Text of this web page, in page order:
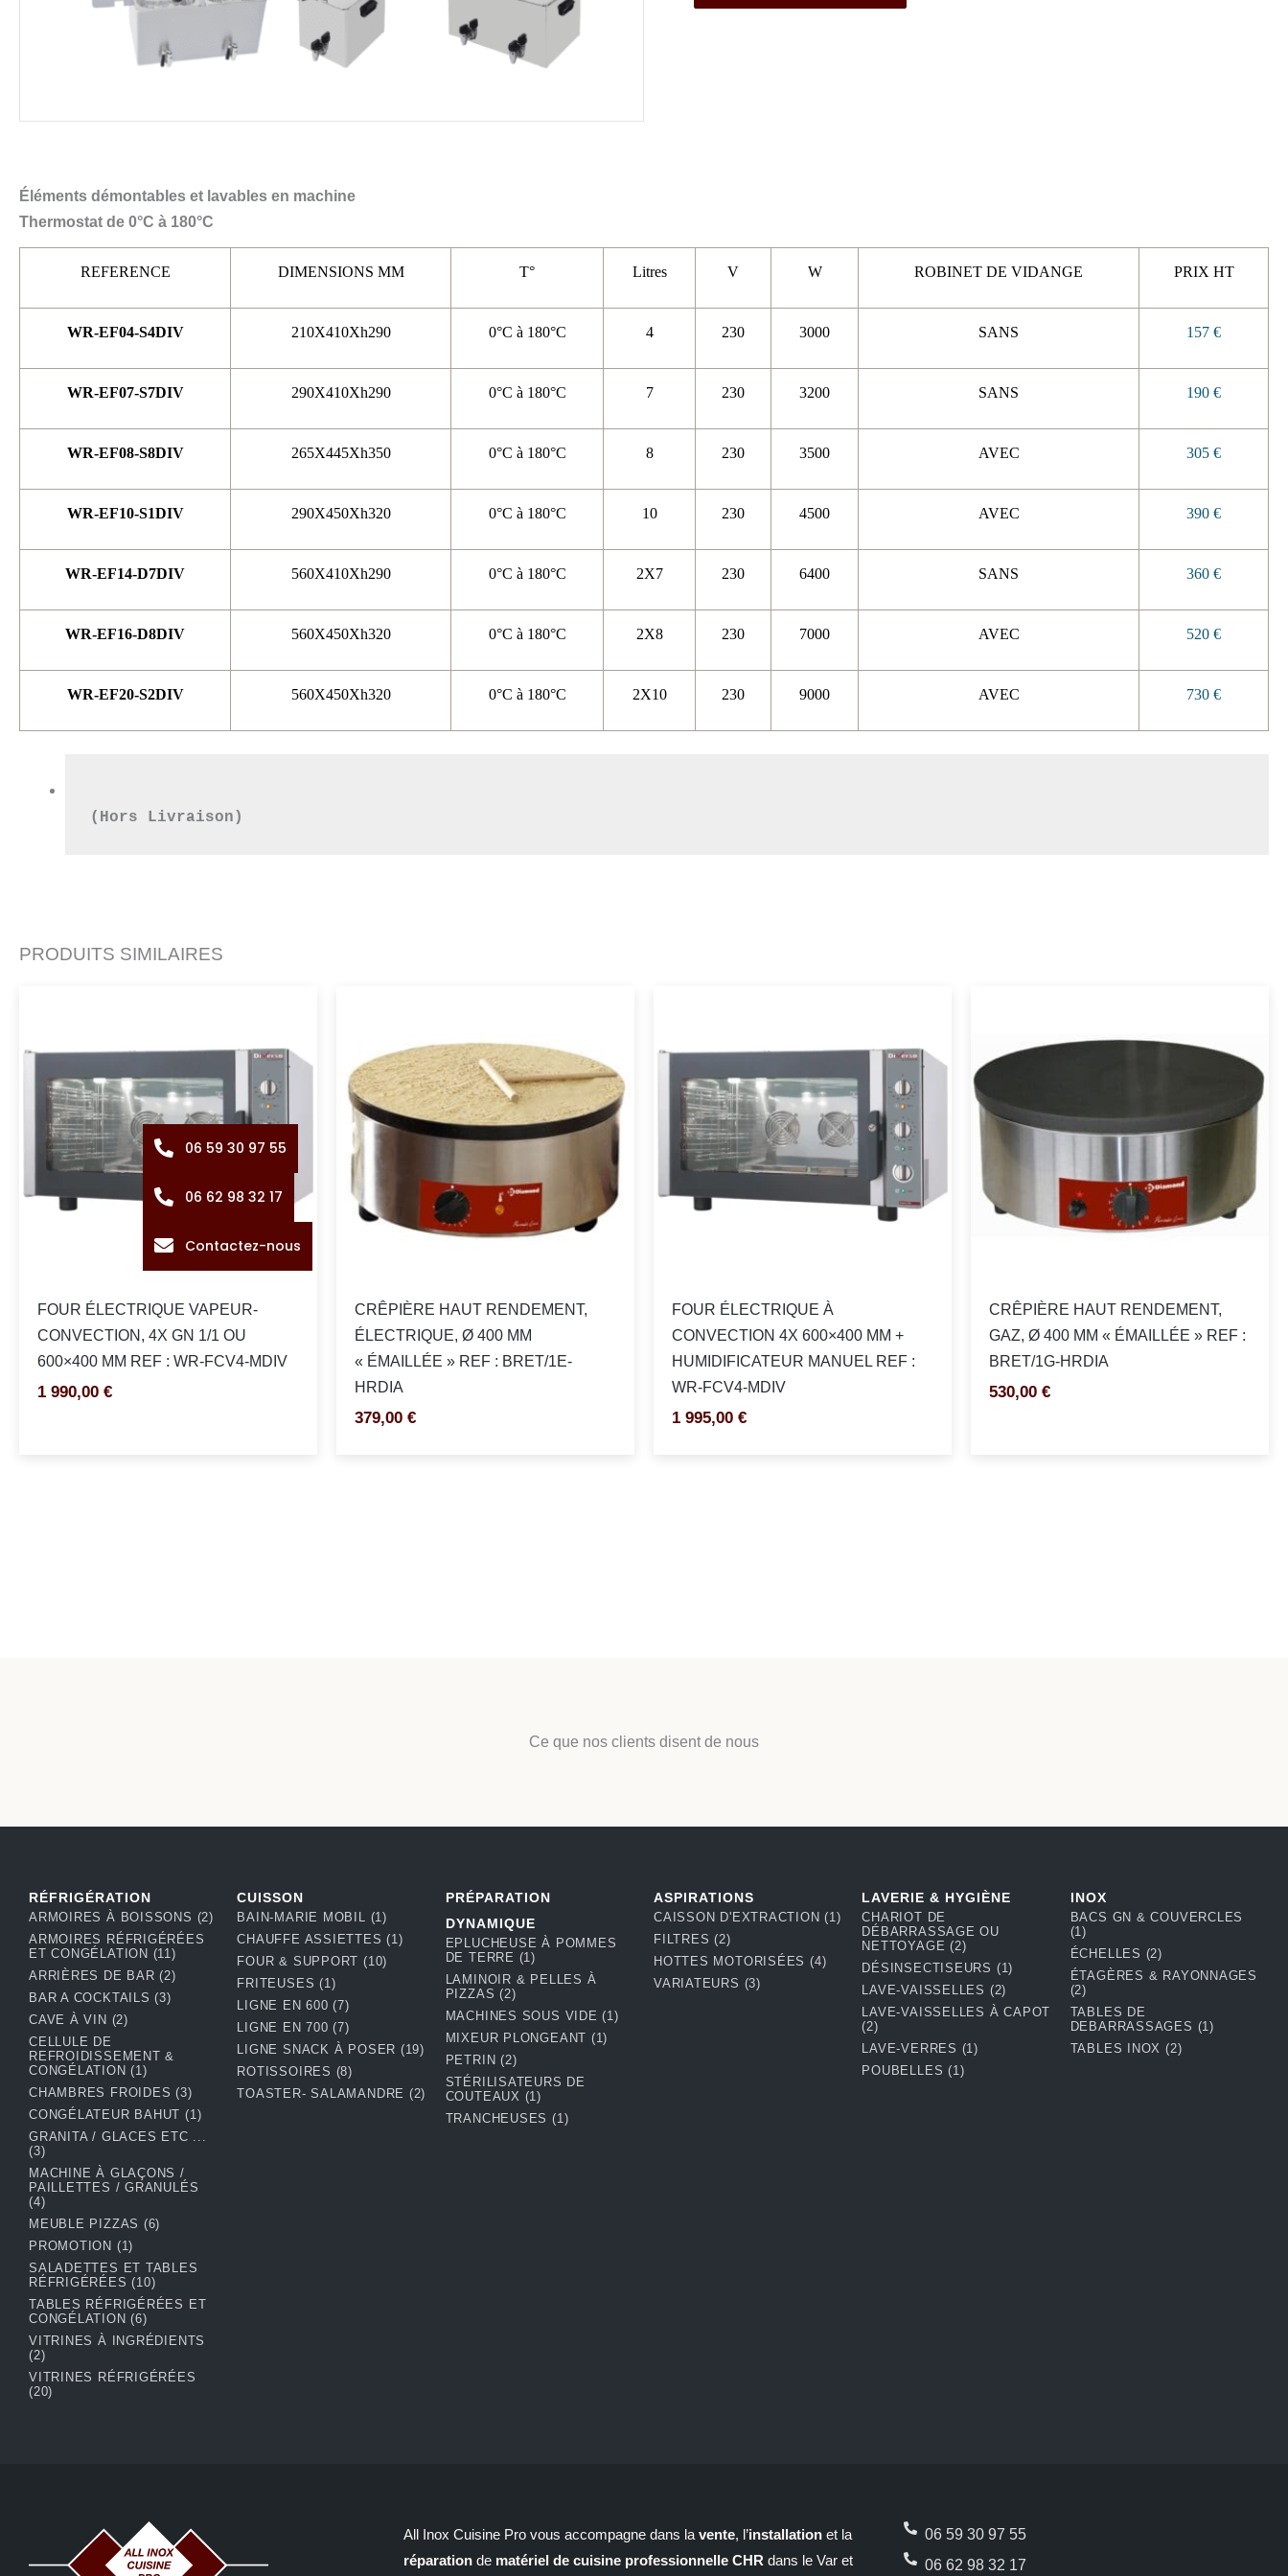
Éléments démontables et lavables en machine
Thermostat de 0°C à 180°C
REFERENCE DIMENSIONS MM T° Litres V W ROBINET DE VIDANGE PRIX HT
WR-EF04-S4DIV 210X410Xh290 0°C à 180°C 4 230 3000 SANS 157 €
WR-EF07-S7DIV 290X410Xh290 0°C à 180°C 7 230 3200 SANS 190 €
WR-EF08-S8DIV 265X445Xh350 0°C à 180°C 8 230 3500 AVEC 305 €
WR-EF10-S1DIV 290X450Xh320 0°C à 180°C 10 230 4500 AVEC 390 €
WR-EF14-D7DIV 560X410Xh290 0°C à 180°C 2X7 230 6400 SANS 360 €
WR-EF16-D8DIV 560X450Xh320 0°C à 180°C 2X8 230 7000 AVEC 520 €
WR-EF20-S2DIV 560X450Xh320 0°C à 180°C 2X10 230 9000 AVEC 730 €
(Hors Livraison)
PRODUITS SIMILAIRES
FOUR ÉLECTRIQUE VAPEUR-
CONVECTION, 4X GN 1/1 OU
600×400 MM REF : WR-FCV4-MDIV
1 990,00€
CRÊPIÈRE HAUT RENDEMENT,
ÉLECTRIQUE, Ø 400 MM
« ÉMAILLÉE » REF : BRET/1E-
HRDIA
379,00€
FOUR ÉLECTRIQUE À
CONVECTION 4X 600×400 MM +
HUMIDIFICATEUR MANUEL REF :
WR-FCV4-MDIV
1 995,00€
CRÊPIÈRE HAUT RENDEMENT,
GAZ, Ø 400 MM « ÉMAILLÉE » REF :
BRET/1G-HRDIA
530,00€
Ce que nos clients disent de nous
RÉFRIGÉRATION
ARMOIRES À BOISSONS (2)
ARMOIRES RÉFRIGÉRÉES
ET CONGÉLATION (11)
ARRIÈRES DE BAR(2)
BAR A COCKTAILS(3)
CAVE À VIN (2)
CELLULE DE
REFROIDISSEMENT &
CONGÉLATION(1)
CHAMBRES FROIDES(3)
CONGÉLATEUR BAHUT(1)
GRANITA / GLACES ETC ...
(3)
MACHINE À GLAÇONS /
PAILLETTES / GRANULÉS
(4)
MEUBLE PIZZAS (6)
PROMOTION (1)
SALADETTES ET TABLES
RÉFRIGÉRÉES(10)
TABLES RÉFRIGÉRÉES ET
CONGÉLATION(6)
VITRINES À INGRÉDIENTS
(2)
VITRINES RÉFRIGÉRÉES
(20)
CUISSON
BAIN-MARIE MOBIL (1)
CHAUFFE ASSIETTES(1)
FOUR & SUPPORT(10)
FRITEUSES(1)
LIGNE EN 600(7)
LIGNE EN 700(7)
LIGNE SNACK À POSER (19)
ROTISSOIRES (8)
TOASTER- SALAMANDRE (2)
PRÉPARATION
DYNAMIQUE
EPLUCHEUSE À POMMES
DE TERRE (1)
LAMINOIR & PELLES À
PIZZAS(2)
MACHINES SOUS VIDE(1)
MIXEUR PLONGEANT (1)
PETRIN(2)
STÉRILISATEURS DE
COUTEAUX (1)
TRANCHEUSES(1)
ASPIRATIONS
CAISSON D'EXTRACTION(1)
FILTRES(2)
HOTTES MOTORISÉES(4)
VARIATEURS (3)
LAVERIE & HYGIÈNE
CHARIOT DE
DÉBARRASSAGE OU
NETTOYAGE(2)
DÉSINSECTISEURS (1)
LAVE-VAISSELLES (2)
LAVE-VAISSELLES À CAPOT
(2)
LAVE-VERRES (1)
POUBELLES(1)
INOX
BACS GN & COUVERCLES
(1)
ÉCHELLES (2)
ÉTAGÈRES & RAYONNAGES
(2)
TABLES DE
DEBARRASSAGES (1)
TABLES INOX(2)
All Inox Cuisine Pro vous accompagne dans lavente, l’installation et la
réparation de matériel de cuisine professionnelle CHR dans le Var et
06 59 30 97 55
06 62 98 32 17
06 59 30 97 55
06 62 98 32 17
Contactez-nous